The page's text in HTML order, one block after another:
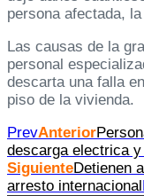
persona afectada,
Las causas de la
personal
descarta una falla
piso de la vivienda.
PrevAnterior
descarga electrica
SiguienteDetienen
arresto internacional